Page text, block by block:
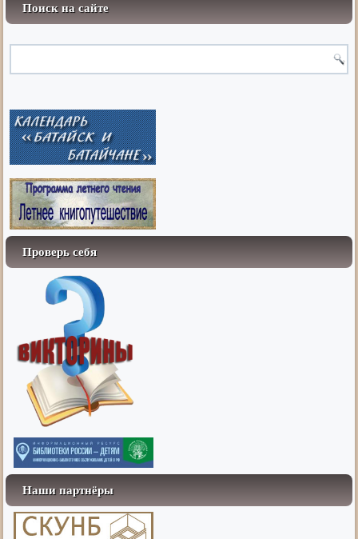
Поиск на сайте
Проверь себя
Наши партнёры